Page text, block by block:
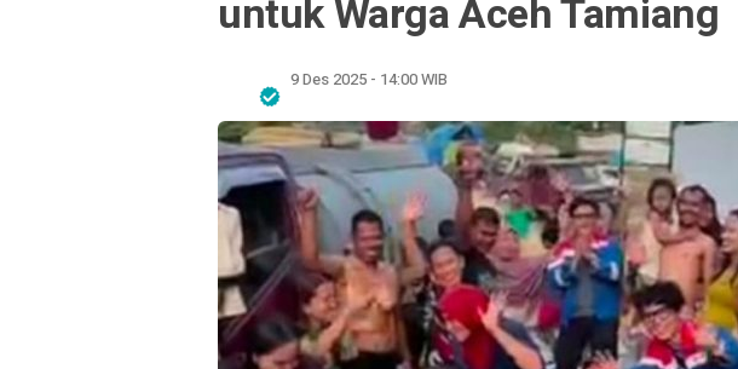
untuk Warga Aceh Tamiang
9 Des 2025 - 14:00 WIB